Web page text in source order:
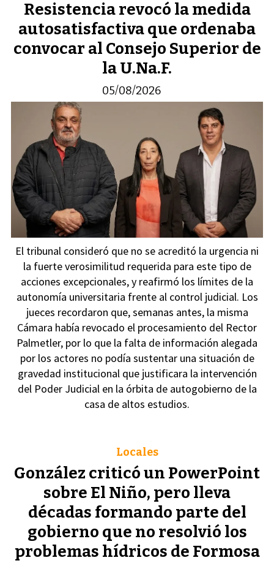
Resistencia revocó la medida
autosatisfactiva que ordenaba
convocar al Consejo Superior de
la U.Na.F.
05/08/2026
El tribunal consideró que no se acreditó la urgencia ni
la fuerte verosimilitud requerida para este tipo de
acciones excepcionales, y reafirmó los límites de la
autonomía universitaria frente al control judicial. Los
jueces recordaron que, semanas antes, la misma
Cámara había revocado el procesamiento del Rector
Palmetler, por lo que la falta de información alegada
por los actores no podía sustentar una situación de
gravedad institucional que justificara la intervención
del Poder Judicial en la órbita de autogobierno de la
casa de altos estudios.
González criticó un PowerPoint
sobre El Niño, pero lleva
décadas formando parte del
gobierno que no resolvió los
problemas hídricos de Formosa
Locales